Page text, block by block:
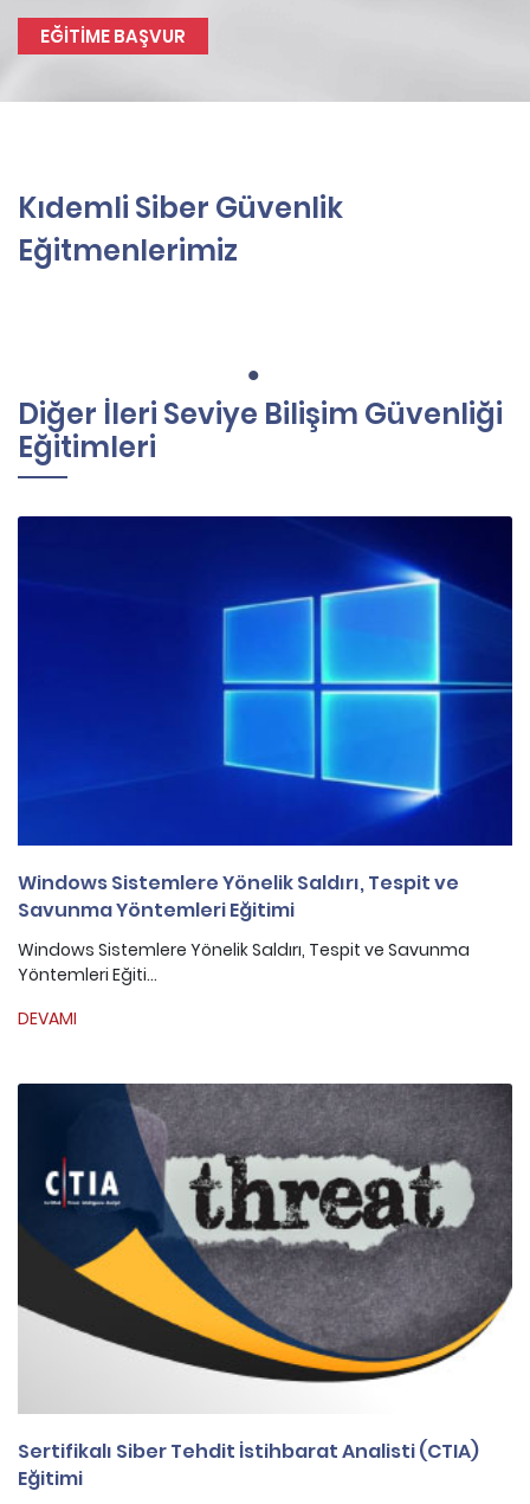
EĞİTİME BAŞVUR
Kıdemli Siber Güvenlik
Eğitmenlerimiz
Diğer İleri Seviye Bilişim Güvenliği
Eğitimleri
Windows Sistemlere Yönelik Saldırı, Tespit ve
Savunma Yöntemleri Eğitimi
Windows Sistemlere Yönelik Saldırı, Tespit ve Savunma
Yöntemleri Eğiti...
DEVAMI
Sertifikalı Siber Tehdit İstihbarat Analisti (CTIA)
Eğitimi